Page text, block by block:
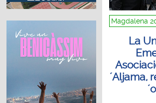
Magdalena
La
´Aljama,